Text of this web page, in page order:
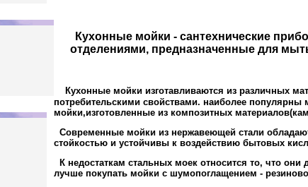
Кухонные мойки - сантехнические
отделениями, предназначенные для
Кухонные мойки изготавливаются из различных
потребительскими свойствами. наиболее
мойки,изготовленные из композитных
Современные мойки из нержавеющей стали
стойкостью и устойчивы к воздействию бытовых
К недостаткам стальных моек относится то, что
лучше покупать мойки с шумопоглащением -